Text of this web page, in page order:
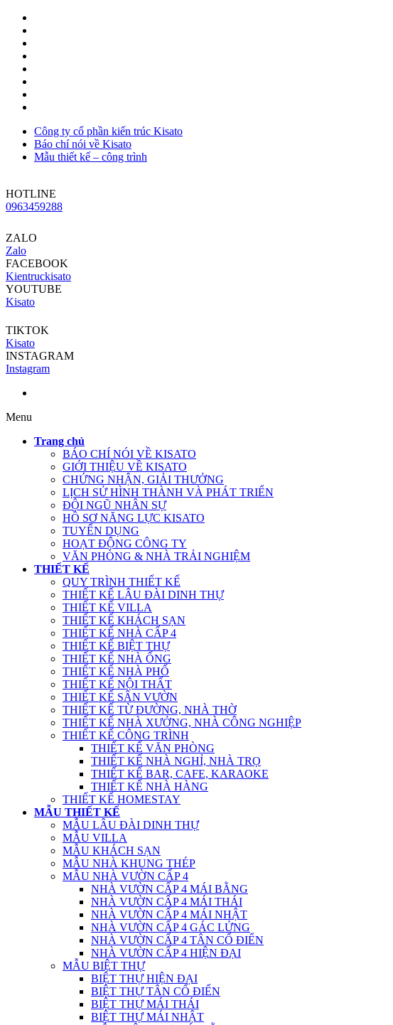
Công ty cổ phần kiến trúc Kisato
Báo chí nói về Kisato
Mẫu thiết kế – công trình
HOTLINE
0963459288
ZALO
Zalo
FACEBOOK
Kientruckisato
YOUTUBE
Kisato
TIKTOK
Kisato
INSTAGRAM
Instagram
Menu
Trang chủ
BÁO CHÍ NÓI VỀ KISATO
GIỚI THIỆU VỀ KISATO
CHỨNG NHẬN, GIẢI THƯỞNG
LỊCH SỬ HÌNH THÀNH VÀ PHÁT TRIỂN
ĐỘI NGŨ NHÂN SỰ
HỒ SƠ NĂNG LỰC KISATO
TUYỂN DỤNG
HOẠT ĐỘNG CÔNG TY
VĂN PHÒNG & NHÀ TRẢI NGHIỆM
THIẾT KẾ
QUY TRÌNH THIẾT KẾ
THIẾT KẾ LÂU ĐÀI DINH THỰ
THIẾT KẾ VILLA
THIẾT KẾ KHÁCH SẠN
THIẾT KẾ NHÀ CẤP 4
THIẾT KẾ BIỆT THỰ
THIẾT KẾ NHÀ ỐNG
THIẾT KẾ NHÀ PHỐ
THIẾT KẾ NỘI THẤT
THIẾT KẾ SÂN VƯỜN
THIẾT KẾ TỪ ĐƯỜNG, NHÀ THỜ
THIẾT KẾ NHÀ XƯỞNG, NHÀ CÔNG NGHIỆP
THIẾT KẾ CÔNG TRÌNH
THIẾT KẾ VĂN PHÒNG
THIẾT KẾ NHÀ NGHỈ, NHÀ TRỌ
THIẾT KẾ BAR, CAFE, KARAOKE
THIẾT KẾ NHÀ HÀNG
THIẾT KẾ HOMESTAY
MẪU THIẾT KẾ
MẪU LÂU ĐÀI DINH THỰ
MẪU VILLA
MẪU KHÁCH SẠN
MẪU NHÀ KHUNG THÉP
MẪU NHÀ VƯỜN CẤP 4
NHÀ VƯỜN CẤP 4 MÁI BẰNG
NHÀ VƯỜN CẤP 4 MÁI THÁI
NHÀ VƯỜN CẤP 4 MÁI NHẬT
NHÀ VƯỜN CẤP 4 GÁC LỬNG
NHÀ VƯỜN CẤP 4 TÂN CỔ ĐIỂN
NHÀ VƯỜN CẤP 4 HIỆN ĐẠI
MẪU BIỆT THỰ
BIỆT THỰ HIỆN ĐẠI
BIỆT THỰ TÂN CỔ ĐIỂN
BIỆT THỰ MÁI THÁI
BIỆT THỰ MÁI NHẬT